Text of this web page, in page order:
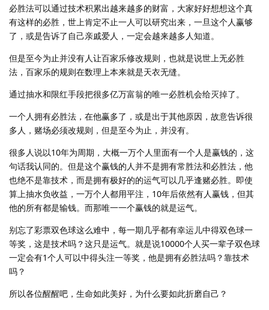
必胜法可以通过技术积累出越来越多的财富，大家好好想想这个真
有这样的必胜，世上肯定不止一人可以研究出来，一旦这个人赢够
了，或是告诉了自己亲戚爱人，一定会越来越多人知道。
但是至今为止并没有人让百家乐修改规则，也就是说世上无必胜
法，百家乐的规则在数理上本来就是天衣无缝。
通过抽水和限红手段把很多亿万富翁的唯一必胜机会给灭掉了。
一个人拥有必胜法，在他赢多了，或是出于其他原因，故意告诉很
多人，赌场必须改规则，但是至今为止，并没有。
很多人说以10年为周期，大概一万个人里面有一个人是赢钱的，这
句话我认同的。但是这个赢钱的人并不是拥有常胜法和必胜法，他
也绝不是靠技术，而是拥有极好的的运气可以几乎逢赌必胜。即使
算上抽水负收益，一万个人都用平注，10年后依然有人赢钱，但其
他的所有都是输钱。而那唯一一个赢钱的就是运气。
别忘了彩票双色球这么难中，每一期几乎都有幸运儿中得双色球一
等奖，这是技术吗？这只是运气。就是说10000个人买一辈子双色球
一定会有1个人可以中得头注一等奖，他是拥有必胜法吗？靠技术
吗？
所以各位醒醒吧，生命如此美好，为什么要如此折磨自己？